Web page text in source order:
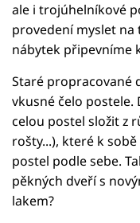
ale i trojúhelníkové
provedení myslet na
nábytek připevníme
Staré propracované
vkusné čelo postele.
celou postel složit z
rošty...), které k
postel podle sebe.
pěkných dveří s
lakem?